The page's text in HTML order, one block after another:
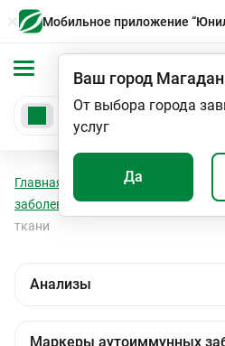
Мобильное приложение
Ваш город Магадан
От выбора города
услуг
Да
Главная Анализы
заболеваний
Системные
ткани